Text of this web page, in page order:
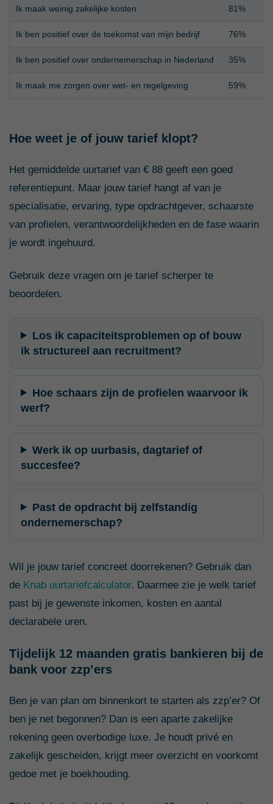
Ik maak weinig zakelijke kosten 81%
Ik ben positief over de toekomst van mijn bedrijf 76%
Ik ben positief over ondernemerschap in Nederland 35%
Ik maak me zorgen over wet- en regelgeving 59%
Hoe weet je of jouw tarief klopt?
Het gemiddelde uurtarief van € 88 geeft een goed
referentiepunt. Maar jouw tarief hangt af van je
specialisatie, ervaring, type opdrachtgever, schaarste
van profielen, verantwoordelijkheden en de fase waarin
je wordt ingehuurd.
Gebruik deze vragen om je tarief scherper te
beoordelen.
Los ik capaciteitsproblemen op of bouw
ik structureel aan recruitment?
Hoe schaars zijn de profielen waarvoor ik
werf?
Werk ik op uurbasis, dagtarief of
succesfee?
Past de opdracht bij zelfstandig
ondernemerschap?
Wil je jouw tarief concreet doorrekenen? Gebruik dan
de Knab uurtariefcalculator. Daarmee zie je welk tarief
past bij je gewenste inkomen, kosten en aantal
declarabele uren.
Tijdelijk 12 maanden gratis bankieren bij de
bank voor zzp’ers
Ben je van plan om binnenkort te starten als zzp’er? Of
ben je net begonnen? Dan is een aparte zakelijke
rekening geen overbodige luxe. Je houdt privé en
zakelijk gescheiden, krijgt meer overzicht en voorkomt
gedoe met je boekhouding.